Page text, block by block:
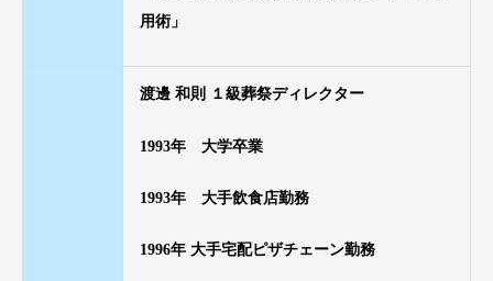
用術」
渡邊 和則 １級葬祭ディレクター
1993年 大学卒業
1993年 大手飲食店勤務
1996年 大手宅配ピザチェーン勤務